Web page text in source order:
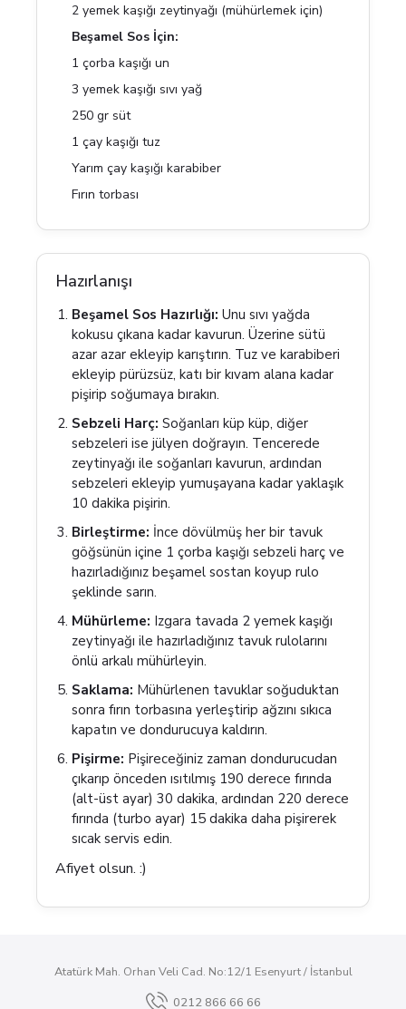
2 yemek kaşığı zeytinyağı (mühürlemek için)
Beşamel Sos İçin:
1 çorba kaşığı un
3 yemek kaşığı sıvı yağ
250 gr süt
1 çay kaşığı tuz
Yarım çay kaşığı karabiber
Fırın torbası
Hazırlanışı
Beşamel Sos Hazırlığı: Unu sıvı yağda
kokusu çıkana kadar kavurun. Üzerine sütü
azar azar ekleyip karıştırın. Tuz ve karabiberi
ekleyip pürüzsüz, katı bir kıvam alana kadar
pişirip soğumaya bırakın.
Sebzeli Harç: Soğanları küp küp, diğer
sebzeleri ise jülyen doğrayın. Tencerede
zeytinyağı ile soğanları kavurun, ardından
sebzeleri ekleyip yumuşayana kadar yaklaşık
10 dakika pişirin.
Birleştirme: İnce dövülmüş her bir tavuk
göğsünün içine 1 çorba kaşığı sebzeli harç ve
hazırladığınız beşamel sostan koyup rulo
şeklinde sarın.
Mühürleme: Izgara tavada 2 yemek kaşığı
zeytinyağı ile hazırladığınız tavuk rulolarını
önlü arkalı mühürleyin.
Saklama: Mühürlenen tavuklar soğuduktan
sonra fırın torbasına yerleştirip ağzını sıkıca
kapatın ve dondurucuya kaldırın.
Pişirme: Pişireceğiniz zaman dondurucudan
çıkarıp önceden ısıtılmış 190 derece fırında
(alt-üst ayar) 30 dakika, ardından 220 derece
fırında (turbo ayar) 15 dakika daha pişirerek
sıcak servis edin.
Afiyet olsun. :)
Atatürk Mah. Orhan Veli Cad. No:12/1 Esenyurt / İstanbul
0212 866 66 66